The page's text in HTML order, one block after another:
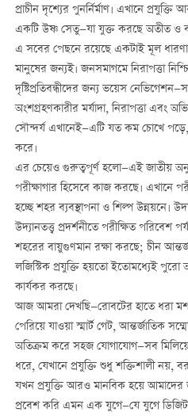
প্রাচীন দৃশ্যের পুনর্নির্মাণ। এখানে
একটি উষ্ণ সেতু—যা যুক্ত করছে অতীত ও
এ সবের পেছনে রয়েছে একটাই মূল
মানুষের জন্যই। জনসমাগমে নিরাপত্তা
দৃষ্টিপ্রতিবন্ধীদের জন্য ভয়েস
অংশগ্রহণকারীর মর্যাদা, নিরাপত্তা এবং
সৌন্দর্য এখানেই—এটি যত কম চোখে
করে।
এর চেয়েও গুরুত্বপূর্ণ হলো—এই জাতীয়
পরীক্ষাগার হিসেবে কাজ করছে। এখানে
হচ্ছে শহর ব্যবস্থাপনা ও শিল্প উন্নয়নে।
উদ্যানতত্ত্ব প্রদর্শনীতে পরীক্ষিত
শহরের বায়ুগুণমান রক্ষা করছে; চীন
লজিস্টিক প্রযুক্তি হয়তো ইতোমধ্যেই পুরো
কার্যকর করছে।
আজ আমরা দেখছি—রোবটের হাতে ধরা
পেরিয়ে যাওয়া স্মার্ট গেট, আন্তর্জাতিক
অতিক্রম করে সহজ যোগাযোগ—সব
ধরে, যেখানে প্রযুক্তি শুধু শক্তিশালী নয়,
যখন প্রযুক্তি আরও মানবিক হয়ে
প্রবেশ করি এমন এক যুগে—যে যুগে